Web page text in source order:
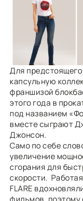
Для предстоящего
капсульную
франшизой
этого года в
под названием
вместе сыграют
Джонсон.
Само по себе
увеличение
сгорания для
скорости.
FLARE